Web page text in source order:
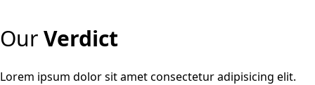
OurVerdict
Lorem ipsum dolor sit amet consectetur adipisicing elit.